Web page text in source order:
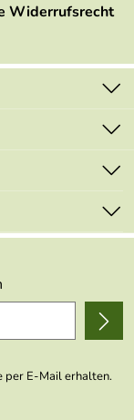
Widerrufsrecht
per E-Mail erhalten.
anonymer Form